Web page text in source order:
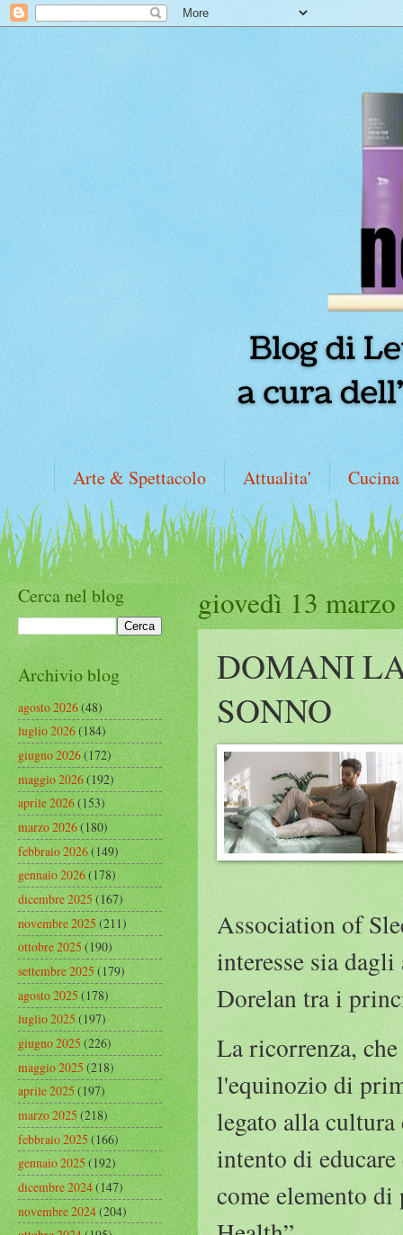
Arte & Spettacolo Attualita' Cucina
giovedì 13
DOMANI
SONNO
Association of
interesse sia
Dorelan tra i
La ricorrenza,
l'equinozio di
legato alla
intento di
come elemento
Cerca nel blog
Archivio blog
agosto 2026(48)
luglio 2026(184)
giugno 2026(172)
maggio 2026(192)
aprile 2026(153)
marzo 2026(180)
febbraio 2026(149)
gennaio 2026(178)
dicembre 2025(167)
novembre 2025(211)
ottobre 2025(190)
settembre 2025(179)
agosto 2025(178)
luglio 2025(197)
giugno 2025(226)
maggio 2025(218)
aprile 2025(197)
marzo 2025(218)
febbraio 2025(166)
gennaio 2025(192)
dicembre 2024(147)
novembre 2024(204)